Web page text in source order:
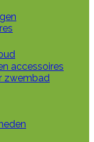
accessoires
zwembad